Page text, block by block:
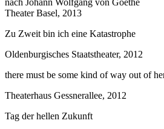
Theater Basel, 2013
Zu Zweit bin ich eine Katastrophe
Oldenburgisches Staatstheater, 2012
there must be some kind of way out of
Theaterhaus Gessnerallee, 2012
Tag der hellen Zukunft